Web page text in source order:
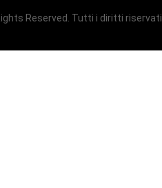
Reserved. Tutti i diritti riservati.